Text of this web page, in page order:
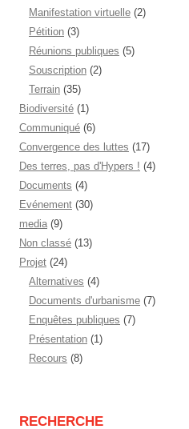
Manifestation virtuelle (2)
Pétition (3)
Réunions publiques (5)
Souscription (2)
Terrain (35)
Biodiversité (1)
Communiqué (6)
Convergence des luttes (17)
Des terres, pas d'Hypers ! (4)
Documents (4)
Evénement (30)
media (9)
Non classé (13)
Projet (24)
Alternatives (4)
Documents d'urbanisme (7)
Enquêtes publiques (7)
Présentation (1)
Recours (8)
RECHERCHE